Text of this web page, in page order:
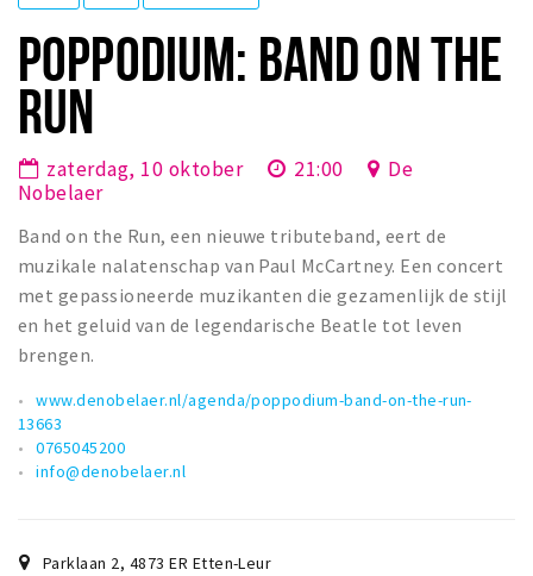
Bezienswaardigheden
Musea, theaters & podia
Uitjes & activiteiten
Toeristische routes
Natuurgebieden
Baroniepoorten
Sport
Inloggen
POPPODIUM: BAND ON THE
RUN
zaterdag, 10 oktober 21:00
De
Nobelaer
Band on the Run, een nieuwe tributeband, eert de
muzikale nalatenschap van Paul McCartney. Een concert
met gepassioneerde muzikanten die gezamenlijk de stijl
en het geluid van de legendarische Beatle tot leven
brengen.
www.denobelaer.nl/agenda/poppodium-band-on-the-run-
13663
0765045200
info@denobelaer.nl
Parklaan 2, 4873 ER Etten-Leur